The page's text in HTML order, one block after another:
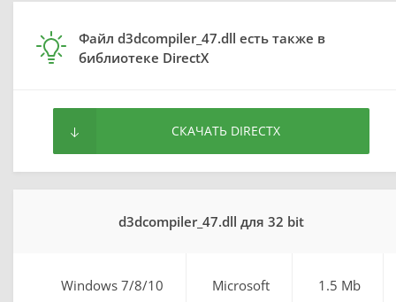
Файл d3dcompiler_47.dll есть также в
библиотеке DirectX
СКАЧАТЬ DIRECTX
d3dcompiler_47.dll для 32 bit
Windows 7/8/10 Microsoft 1.5 Mb